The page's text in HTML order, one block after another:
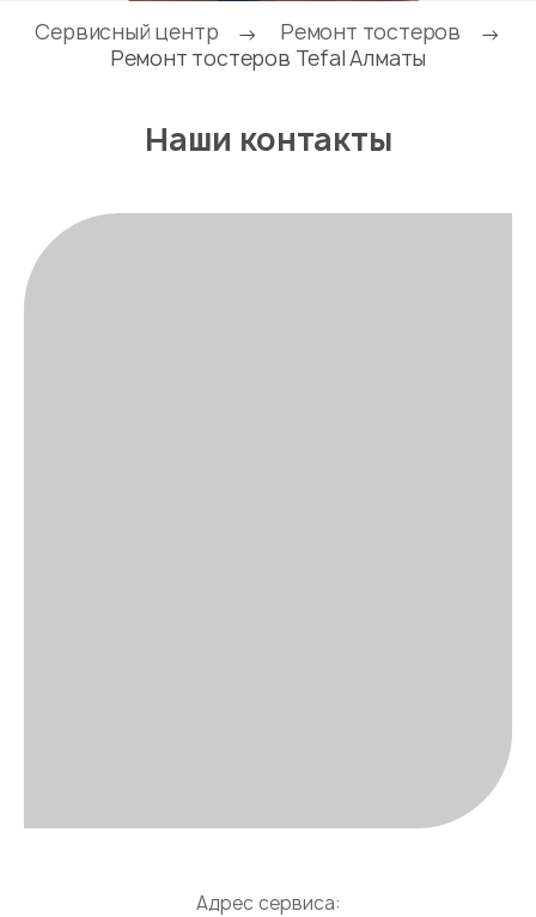
Сервисный центр → Ремонт тостеров
→
Ремонт тостеров Tefal Алматы
Наши контакты
Адрес сервиса: